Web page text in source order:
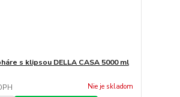
s klipsou DELLA CASA 5000 ml
Nie je skladom